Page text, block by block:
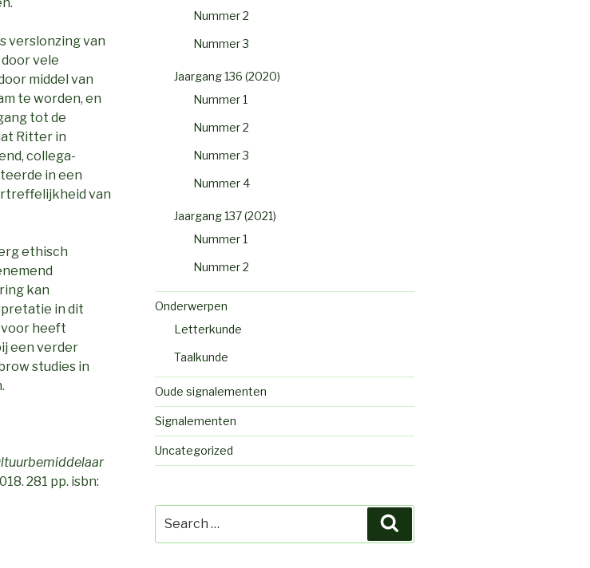
verslonzing van
vele
middel van
te worden, en
tot de
Ritter in
collega-
in een
van
ethisch
kan
in dit
voor heeft
een verder
studies in
281 pp. isbn:
Nummer 2
Nummer 3
Jaargang 136 (2020)
Nummer 1
Nummer 2
Nummer 3
Nummer 4
Jaargang 137 (2021)
Nummer 1
Nummer 2
Onderwerpen
Letterkunde
Taalkunde
Oude signalementen
Signalementen
Uncategorized
for: